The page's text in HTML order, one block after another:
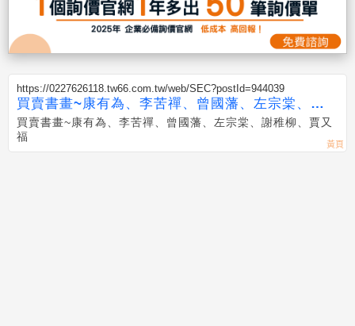
https://0227626118.tw66.com.tw/web/SEC?postId=944039
買賣書畫~康有為、李苦禪、曾國藩、左宗棠、謝
稚柳、賈又福
買賣書畫~康有為、李苦禪、曾國藩、左宗棠、謝稚柳、賈又
福